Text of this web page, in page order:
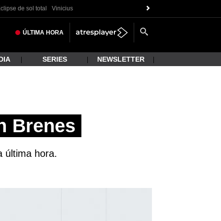
de sol total Vinicius
ÚLTIMA HORA
SERIES NEWSLETTER
Brenes
última hora.